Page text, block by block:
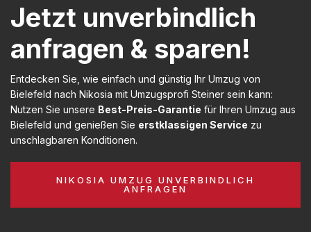
Jetzt unverbindlich
anfragen & sparen!
Entdecken Sie, wie einfach und günstig Ihr Umzug von
Bielefeld nach Nikosia mit Umzugsprofi Steiner sein kann:
Nutzen Sie unsere Best-Preis-Garantie für Ihren Umzug aus
Bielefeld und genießen Sie erstklassigen Service zu
unschlagbaren Konditionen.
NIKOSIA UMZUG UNVERBINDLICH
ANFRAGEN